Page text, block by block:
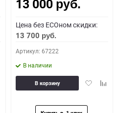
13 000 руб.
Цена без ECOном скидки:
13 700 руб.
Артикул: 67222
В наличии
Добавить
В корзину